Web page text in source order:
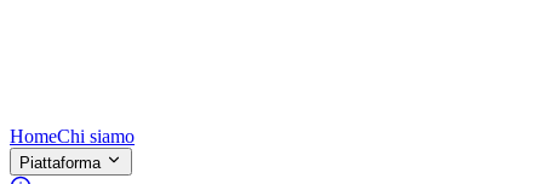
HomeChi siamo
Piattaforma